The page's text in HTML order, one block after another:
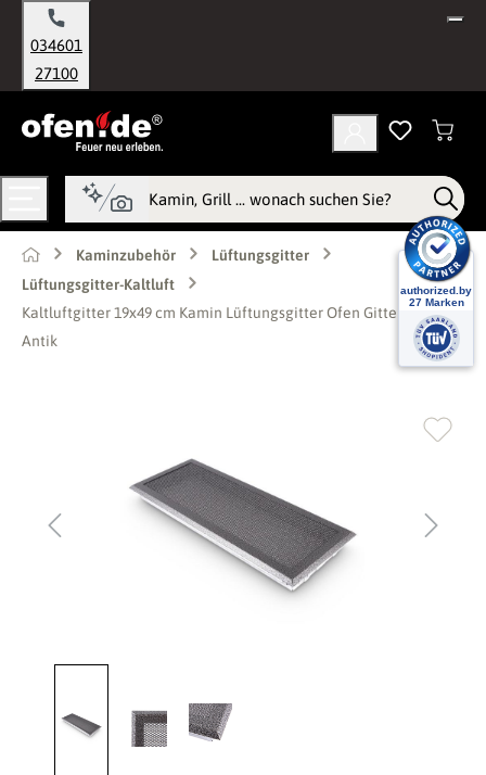
springen
034601
27100
Kaminzubehör
Lüftungsgitter
Lüftungsgitter-Kaltluft
Kaltluftgitter 19x49 cm Kamin Lüftungsgitter Ofen Gitter Silber
Antik